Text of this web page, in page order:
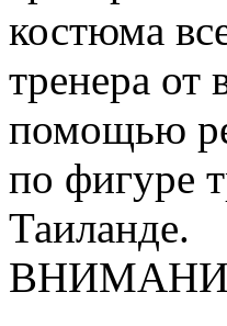
костюма
тренера от
помощью
по фигуре
Таиланде.
ВНИМАНИЕ: